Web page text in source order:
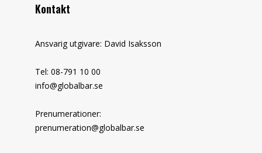
Kontakt
Ansvarig utgivare: David Isaksson
Tel: 08-791 10 00
info@globalbar.se
Prenumerationer:
prenumeration@globalbar.se